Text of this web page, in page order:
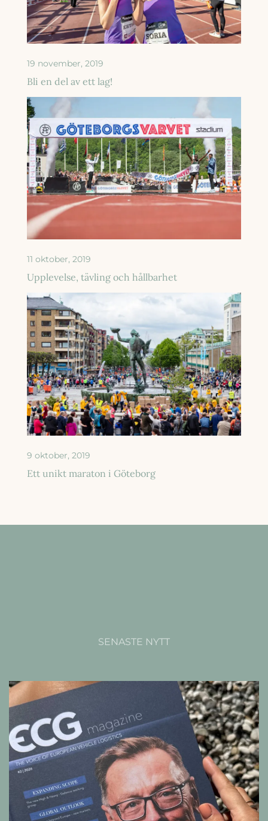
19 november, 2019
Bli en del av ett lag!
11 oktober, 2019
Upplevelse, tävling och hållbarhet
9 oktober, 2019
Ett unikt maraton i Göteborg
SENASTE NYTT